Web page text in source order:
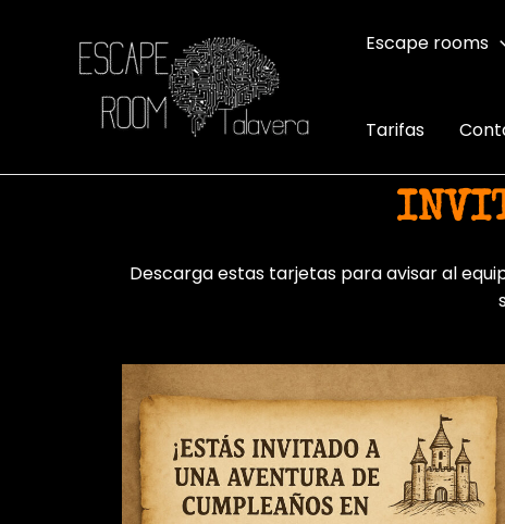
Escape rooms
Tarifas
Descarga estas tarjetas para avisar al